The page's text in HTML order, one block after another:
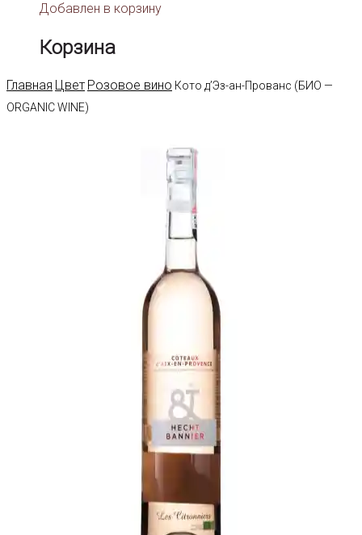
Добавлен в корзину
Корзина
Главная Цвет Розовое вино Кото д’Эз-ан-Прованс (БИО —
ORGANIC WINE)